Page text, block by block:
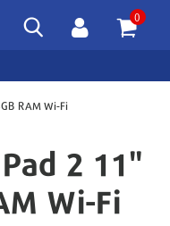
0
RAM Wi-Fi
2 11"
Wi-Fi